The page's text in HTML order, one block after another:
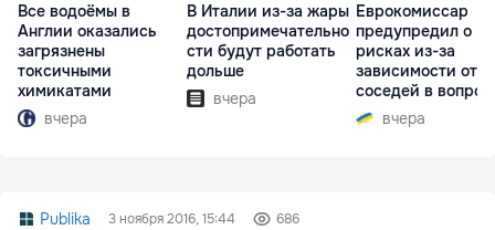
Все водоёмы в
Англии оказались
загрязнены
токсичными
химикатами
вчера
В Италии из-за жары
достопримечательно
сти будут работать
дольше
вчера
Еврокомиссар
предупредил о
рисках из-за
зависимости от
соседей в
границ
вчера
Publika 3 ноября 2016, 15:44 686